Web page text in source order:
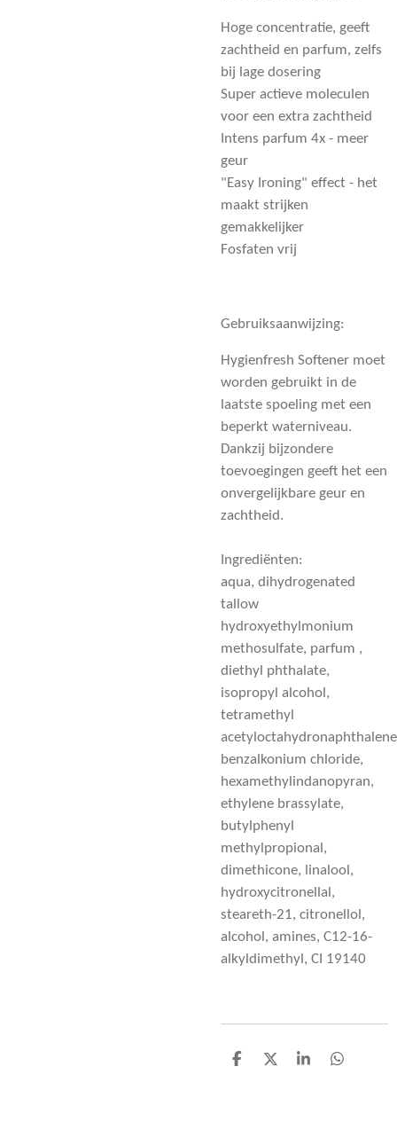
Hoge concentratie, geeft
zachtheid en parfum, zelfs
bij lage dosering
Super actieve moleculen
voor een extra zachtheid
Intens parfum 4x - meer
geur
"Easy Ironing" effect - het
maakt strijken
gemakkelijker
Fosfaten vrij
Gebruiksaanwijzing:
Hygienfresh Softener moet
worden gebruikt in de
laatste spoeling met een
beperkt waterniveau.
Dankzij bijzondere
toevoegingen geeft het een
onvergelijkbare geur en
zachtheid.
Ingrediënten:
aqua, dihydrogenated
tallow
hydroxyethylmonium
methosulfate, parfum ,
diethyl phthalate,
isopropyl alcohol,
tetramethyl
benzalkonium chloride,
hexamethylindanopyran,
ethylene brassylate,
butylphenyl
methylpropional,
dimethicone, linalool,
hydroxycitronellal,
steareth-21, citronellol,
alcohol, amines, C12-16-
alkyldimethyl, CI 19140
D
D
S
D